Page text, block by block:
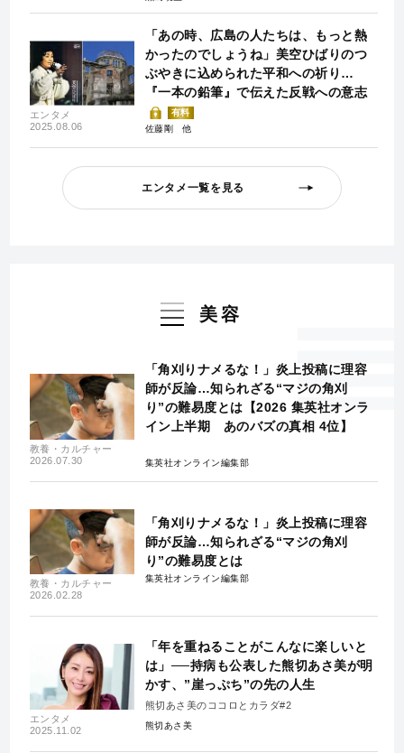
エンタメ
2025.08.06
「あの時、広島の人たちは、もっと熱
かったのでしょうね」美空ひばりのつ
ぶやきに込められた平和への祈り…
『一本の鉛筆』で伝えた反戦への意志
有料
佐藤剛
エンタメ一覧を見る
美容
教養・カルチャー
2026.07.30
「角刈りナメるな！」炎上投稿に理容
師が反論…知られざる“マジの角刈
り”の難易度とは【2026 集英社オンラ
イン上半期 あのバズの真相 4位】
集英社オンライン編集部
教養・カルチャー
2026.02.28
「角刈りナメるな！」炎上投稿に理容
師が反論…知られざる“マジの角刈
り”の難易度とは
集英社オンライン編集部
エンタメ
2025.11.02
「年を重ねることがこんなに楽しいと
は」──持病も公表した熊切あさ美が明
かす、”崖っぷち”の先の人生
熊切あさ美のココロとカラダ#2
熊切あさ美